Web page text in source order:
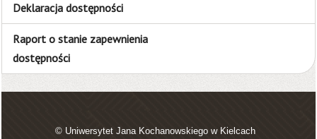
Deklaracja dostępności
Raport o stanie zapewnienia
dostępności
© Uniwersytet Jana Kochanowskiego w Kielcach